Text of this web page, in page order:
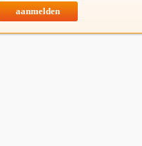
aanmelden